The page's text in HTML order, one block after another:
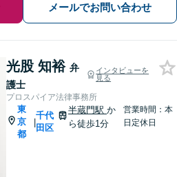
メールでお問い合わせ
光股 知裕 弁
護士
インタビューを
見る
プロスパイア法律事務所
東
京
都
|
千代
田区
半蔵門駅か
ら徒歩1分
営業時間：本
日定休日